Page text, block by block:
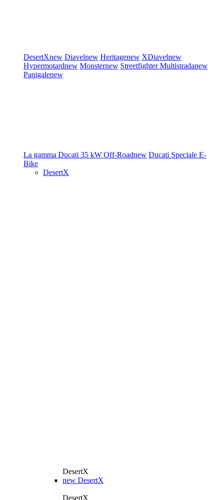
DesertXnew Diavelnew Heritagenew XDiavelnew
Hypermotardnew Monsternew StreetfighterMultistradanew
Panigalenew
La gamma Ducati 35 kW Off-Roadnew Ducati Speciale E-
Bike
DesertX
DesertX
new DesertX
DesertX